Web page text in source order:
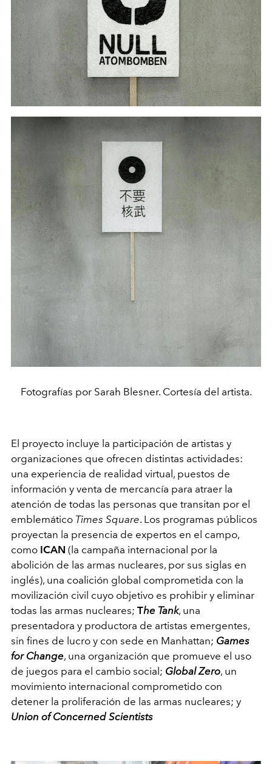
Fotografías por Sarah Blesner. Cortesía del artista.
El proyecto incluye la participación de artistas y
organizaciones que ofrecen distintas actividades:
una experiencia de realidad virtual, puestos de
información y venta de mercancía para atraer la
atención de todas las personas que transitan por el
emblemático Times Square. Los programas públicos
proyectan la presencia de expertos en el campo,
como ICAN (la campaña internacional por la
abolición de las armas nucleares, por sus siglas en
inglés), una coalición global comprometida con la
movilización civil cuyo objetivo es prohibir y eliminar
todas las armas nucleares; The Tank, una
presentadora y productora de artistas emergentes,
sin fines de lucro y con sede en Manhattan; Games
for Change, una organización que promueve el uso
de juegos para el cambio social; Global Zero, un
movimiento internacional comprometido con
detener la proliferación de las armas nucleares; y
Union of Concerned Scientists